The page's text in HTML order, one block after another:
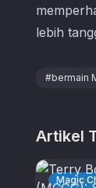
lebih
#bermain
Artikel
Magic